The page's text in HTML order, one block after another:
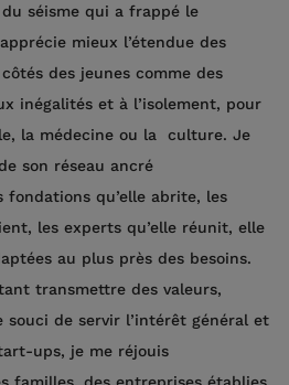
séisme qui a frappé le
mieux l’étendue des
des jeunes comme des
inégalités et à l’isolement, pour
la médecine ou la culture. Je
son réseau ancré
qu’elle abrite, les
les experts qu’elle réunit, elle
au plus près des besoins.
transmettre des valeurs,
de servir l’intérêt général et
ups, je me réjouis